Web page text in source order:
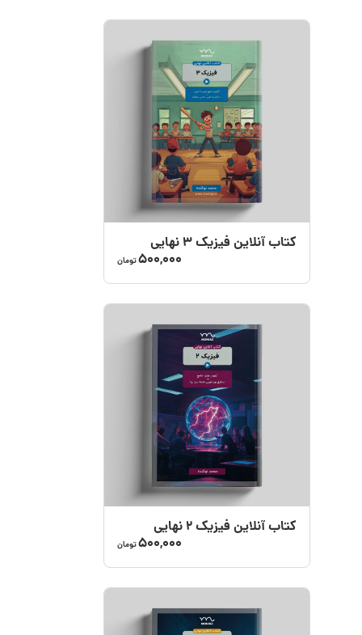
کتاب آنلاین فیزیک 3 نهایی
500,000تومان
کتاب آنلاین فیزیک ۲ نهایی
500,000تومان